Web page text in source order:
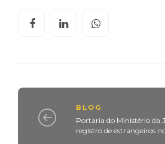
BLOG
Portaria do Ministério da
registro de estrangeiros